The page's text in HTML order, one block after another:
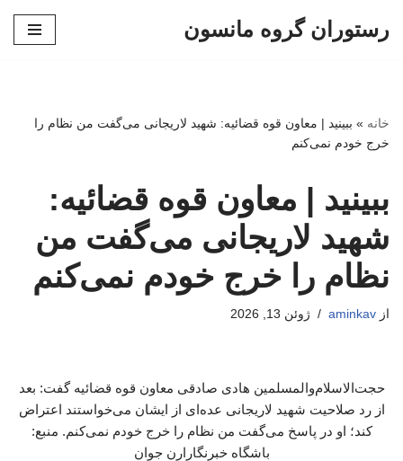
رستوران گروه مانسون
خانه » ببینید | معاون قوه قضائیه: شهید لاریجانی می‌گفت من نظام را
خرج خودم نمی‌کنم
ببینید | معاون قوه قضائیه:
شهید لاریجانی می‌گفت من
نظام را خرج خودم نمی‌کنم
از aminkav ژوئن 13, 2026
حجت‌الاسلام‌والمسلمین هادی صادقی معاون قوه قضائیه گفت: بعد
از رد صلاحیت شهید لاریجانی عده‌ای از ایشان می‌خواستند اعتراض
کند؛ او در پاسخ می‌گفت من نظام را خرج خودم نمی‌کنم. منبع:
باشگاه خبرنگارارن جوان